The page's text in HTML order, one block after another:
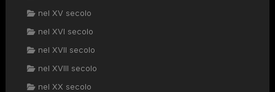
nel XV secolo
nel XVI secolo
nel XVII secolo
nel XVIII secolo
nel XX secolo